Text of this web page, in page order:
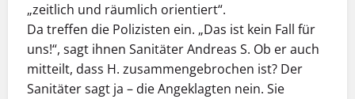
„zeitlich und räumlich orientiert“.
Da treffen die Polizisten ein. „Das ist kein Fall für
uns!“, sagt ihnen Sanitäter Andreas S. Ob er auch
mitteilt, dass H. zusammengebrochen ist? Der
Sanitäter sagt ja – die Angeklagten nein. Sie